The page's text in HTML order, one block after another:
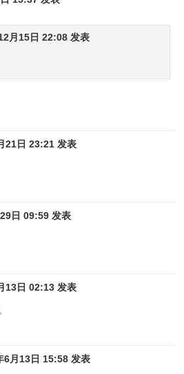
月15日 22:08 发表
21日 23:21 发表
日 09:59 发表
13日 02:13 发表
6月13日 15:58 发表